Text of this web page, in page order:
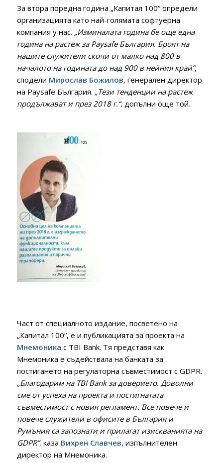
За втора поредна година „Капитал 100“ определи
организацията като най-голямата софтуерна
компания у нас. „Изминалата година бе още една
година на растеж за Paysafe България. Броят на
нашите служители скочи от малко над 800 в
началото на годината до над 900 в нейния край“,
сподели Мирослав Божилов, генерален директор
на Paysafe България. „Тези тенденции на растеж
продължават и през 2018 г.“, допълни още той.
Част от специалното издание, посветено на
„Капитал 100“, е и публикацията за проекта на
Мнемоника с TBI Bank. Тя представя как
Мнемоника е съдействала на банката за
постигането на регулаторна съвместимост с GDPR.
„Благодарим на TBI Bank за доверието. Доволни
сме от успеха на проекта и постигнатата
съвместимост с новия регламент. Все повече и
повече служители в офисите в България и
Румъния са запознати и прилагат изискванията на
GDPR”, каза Вихрен Славчев, изпълнителен
директор на Мнемоника.